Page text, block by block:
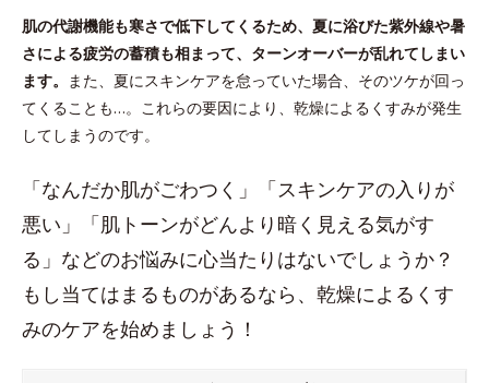
肌の代謝機能も寒さで低下してくるため、夏に浴びた紫外線や暑
さによる疲労の蓄積も相まって、ターンオーバーが乱れてしまい
ます。 また、夏にスキンケアを怠っていた場合、そのツケが回っ
てくることも…。これらの要因により、乾燥によるくすみが発生
してしまうのです。
「なんだか肌がごわつく」「スキンケアの入りが
悪い」「肌トーンがどんより暗く見える気がす
る」などのお悩みに心当たりはないでしょうか？
もし当てはまるものがあるなら、乾燥によるくす
みのケアを始めましょう！